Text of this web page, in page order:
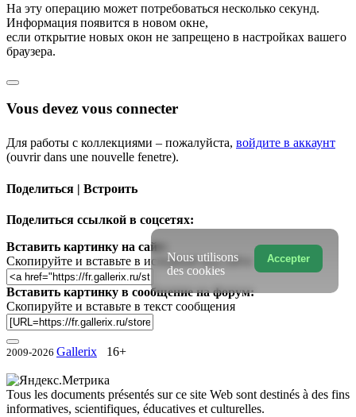
На эту операцию может потребоваться несколько секунд.
Информация появится в новом окне,
если открытие новых окон не запрещено в настройках вашего
браузера.
Vous devez vous connecter
Для работы с коллекциями – пожалуйста, войдите в аккаунт
(ouvrir dans une nouvelle fenetre).
Поделиться | Встроить
Поделиться ссылкой в соцсетях:
Вставить картинку на сайт:
Скопируйте и вставьте в исходный код сайта
Вставить картинку в сообщение на форум:
Скопируйте и вставьте в текст сообщения
2009-2026 Gallerix 16+
Tous les documents présentés sur ce site Web sont destinés à des fins
informatives, scientifiques, éducatives et culturelles.
Accepter
Nous utilisons
des cookies